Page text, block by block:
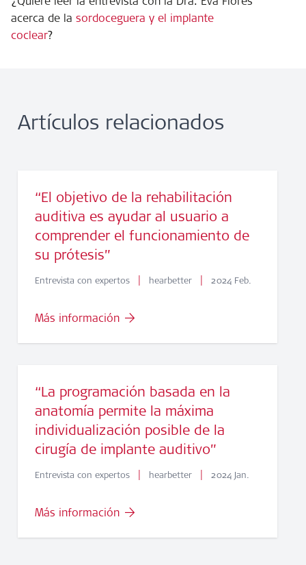
acerca de la sordoceguera y el implante
coclear?
Artículos relacionados
“El objetivo de la rehabilitación
auditiva es ayudar al usuario a
comprender el funcionamiento de
su prótesis”
Entrevista con expertos | hearbetter | 2024 Feb.
Más información
“La programación basada en la
anatomía permite la máxima
individualización posible de la
cirugía de implante auditivo”
Entrevista con expertos | hearbetter | 2024 Jan.
Más información